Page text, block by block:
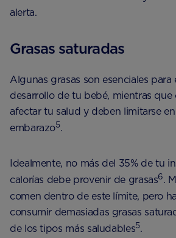
alerta.
Grasas saturadas
Algunas grasas son esenciales
desarrollo de tu bebé, mientras que
afectar tu salud y deben limitarse
embarazo5.
Idealmente, no más del 35% de tu
calorías debe provenir de grasas6.
comen dentro de este límite, pero
consumir demasiadas grasas
de los tipos más saludables5.